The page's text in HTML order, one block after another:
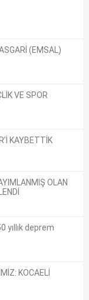
(EMSAL)
VE SPOR
KAYBETTİK
OLAN
yıllık deprem
KOCAELİ